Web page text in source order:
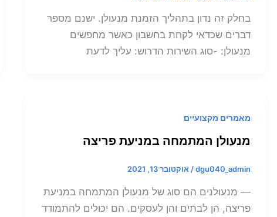
בחלק זה נדון בתהליך הזמנת מנעולן. ישנם מספר
דברים שכדאי לקחת בחשבון כאשר מחפשים
מנעולן: -סוג השירות הדרוש: עליך לדעת
מאמרים מקצועיים
מנעולן המתמחה במניעת פריצה
dgu040_admin
/אוקטובר 13, 2021
— מנעולנים הם סוג של מנעולן המתמחה במניעת
פריצה, הן לבתים והן לעסקים. הם יכולים להתמודד